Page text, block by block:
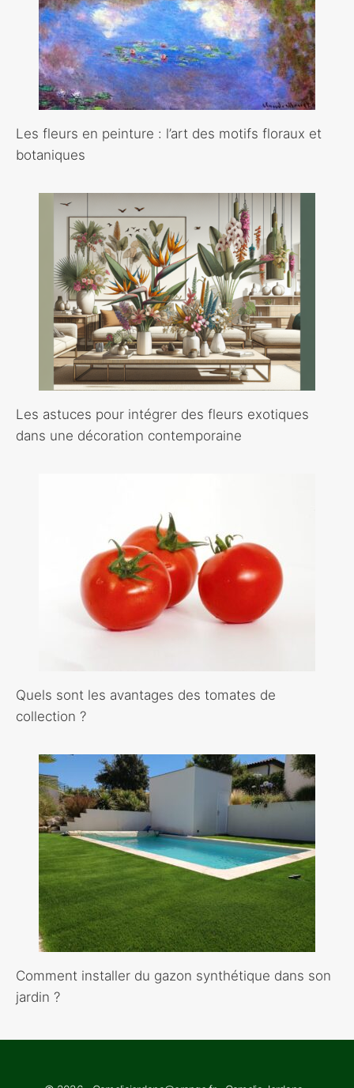
Les fleurs en peinture : l’art des motifs floraux et
botaniques
Les astuces pour intégrer des fleurs exotiques
dans une décoration contemporaine
Quels sont les avantages des tomates de
collection ?
Comment installer du gazon synthétique dans son
jardin ?